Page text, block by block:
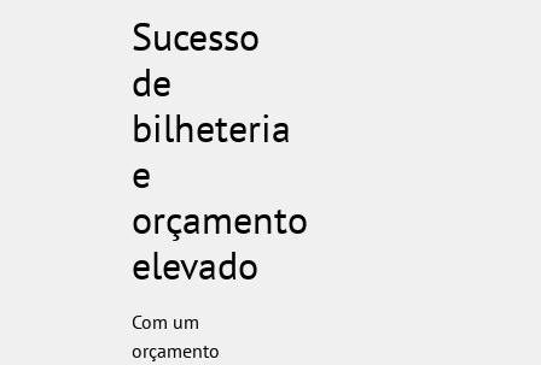
Sucesso
de
bilheteria
e
orçamento
elevado
Com um
orçamento